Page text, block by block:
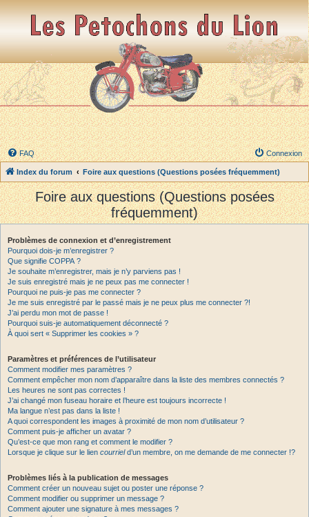
FAQ Connexion
Index du forum Foire aux questions (Questions posées fréquemment)
Foire aux questions (Questions posées
fréquemment)
Problèmes de connexion et d’enregistrement
Pourquoi dois-je m’enregistrer ?
Que signifie COPPA ?
Je souhaite m’enregistrer, mais je n’y parviens pas !
Je suis enregistré mais je ne peux pas me connecter !
Pourquoi ne puis-je pas me connecter ?
Je me suis enregistré par le passé mais je ne peux plus me connecter ?!
J’ai perdu mon mot de passe !
Pourquoi suis-je automatiquement déconnecté ?
À quoi sert « Supprimer les cookies » ?
Paramètres et préférences de l’utilisateur
Comment modifier mes paramètres ?
Comment empêcher mon nom d’apparaître dans la liste des membres connectés ?
Les heures ne sont pas correctes !
J’ai changé mon fuseau horaire et l’heure est toujours incorrecte !
Ma langue n’est pas dans la liste !
A quoi correspondent les images à proximité de mon nom d’utilisateur ?
Comment puis-je afficher un avatar ?
Qu’est-ce que mon rang et comment le modifier ?
Lorsque je clique sur le lien courrield’un membre, on me demande de me connecter !?
Problèmes liés à la publication de messages
Comment créer un nouveau sujet ou poster une réponse ?
Comment modifier ou supprimer un message ?
Comment ajouter une signature à mes messages ?